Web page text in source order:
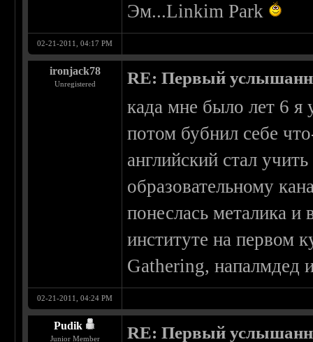
Эм...Linkim Park
02-21-2011, 04:17 PM
ironjack78
Unregistered RE: Первый
када мне было лет 6
потом бубнил себе
английский стал
образовательному
понеслась металика и
институте на первом
Gathering, напалмдед
02-21-2011, 04:24 PM
Pudik
Junior Member RE: Первый